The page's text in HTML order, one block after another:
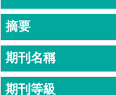
員
博
士
班